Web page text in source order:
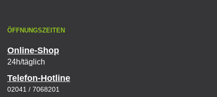
ÖFFNUNGSZEITEN
Online-Shop
24h/täglich
Telefon-Hotline
02041 / 7068201